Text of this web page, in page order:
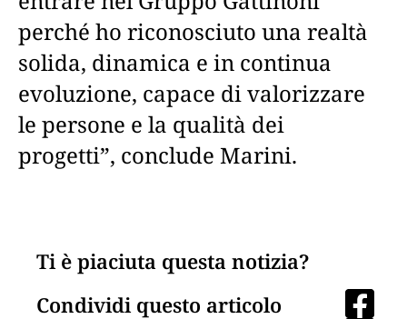
perché ho riconosciuto una realtà
solida, dinamica e in continua
evoluzione, capace di valorizzare
le persone e la qualità dei
progetti”, conclude Marini.
Ti è piaciuta questa notizia?
Condividi questo articolo